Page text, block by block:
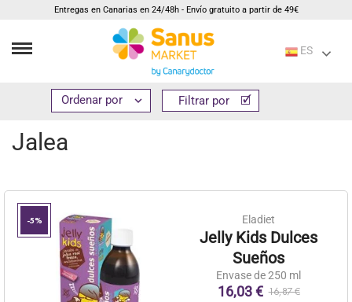
Entregas en Canarias en 24/48h - Envío gratuito a partir de 49€
ES
Suplementos Productos apícolas Jalea
Jalea
 Filtrar por
-5% Eladiet
Jelly Kids Dulces
Sueños
Envase de 250 ml
16,03 € 16,87 €
 Filtrar por